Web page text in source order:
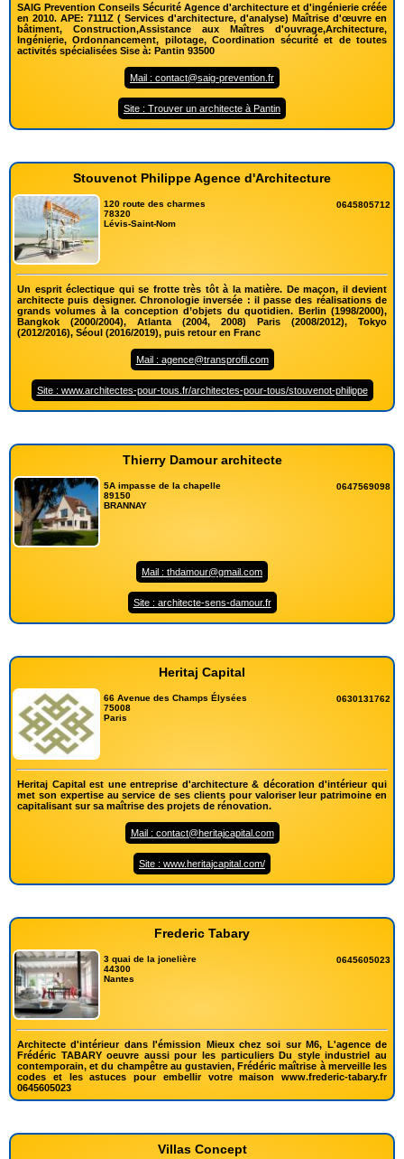
SAIG Prevention Conseils Sécurité Agence d'architecture et d'ingénierie créée
en 2010. APE: 7111Z ( Services d'architecture, d'analyse) Maîtrise d'œuvre en
bâtiment, Construction,Assistance aux Maîtres d'ouvrage,Architecture,
Ingénierie, Ordonnancement, pilotage, Coordination sécurité et de toutes
activités spécialisées Sise à: Pantin 93500
Mail : contact@saig-prevention.fr
Site : Trouver un architecte à Pantin
Stouvenot Philippe Agence d'Architecture
120 route des charmes
78320
Lévis-Saint-Nom
0645805712
Un esprit éclectique qui se frotte très tôt à la matière. De maçon, il devient
architecte puis designer. Chronologie inversée : il passe des réalisations de
grands volumes à la conception d’objets du quotidien. Berlin (1998/2000),
Bangkok (2000/2004), Atlanta (2004, 2008) Paris (2008/2012), Tokyo
(2012/2016), Séoul (2016/2019), puis retour en Franc
Mail : agence@transprofil.com
Site : www.architectes-pour-tous.fr/architectes-pour-tous/stouvenot-philippe
Thierry Damour architecte
5A impasse de la chapelle
89150
BRANNAY
0647569098
Mail : thdamour@gmail.com
Site : architecte-sens-damour.fr
Heritaj Capital
66 Avenue des Champs Élysées
75008
Paris
0630131762
Heritaj Capital est une entreprise d'architecture & décoration d'intérieur qui
met son expertise au service de ses clients pour valoriser leur patrimoine en
capitalisant sur sa maîtrise des projets de rénovation.
Mail : contact@heritajcapital.com
Site : www.heritajcapital.com/
Frederic Tabary
3 quai de la jonelière
44300
Nantes
0645605023
Architecte d'intérieur dans l'émission Mieux chez soi sur M6, L'agence de
Frédéric TABARY oeuvre aussi pour les particuliers Du style industriel au
contemporain, et du champêtre au gustavien, Frédéric maîtrise à merveille les
codes et les astuces pour embellir votre maison www.frederic-tabary.fr
0645605023
Villas Concept